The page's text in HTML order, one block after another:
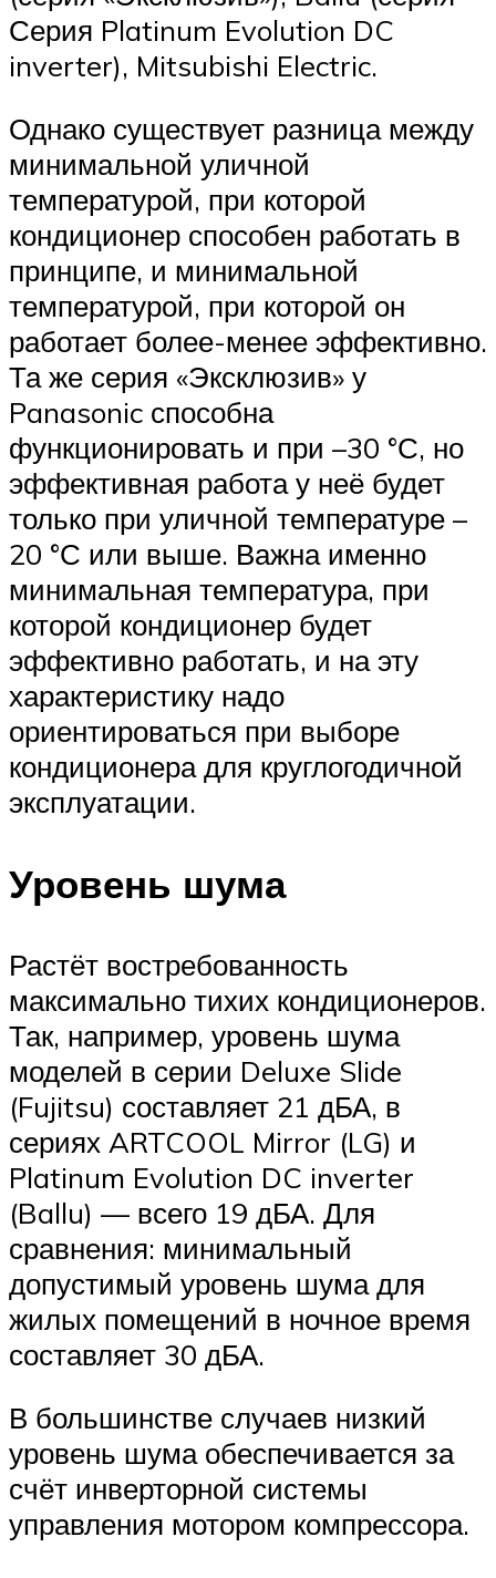
Серия Platinum Evolution DC
inverter), Mitsubishi Electric.
Однако существует разница между
минимальной уличной
температурой, при которой
кондиционер способен работать в
принципе, и минимальной
температурой, при которой он
работает более-менее эффективно.
Та же серия «Эксклюзив» у
Panasonic способна
функционировать и при –30 °С, но
эффективная работа у неё будет
только при уличной температуре –
20 °С или выше. Важна именно
минимальная температура, при
которой кондиционер будет
эффективно работать, и на эту
характеристику надо
ориентироваться при выборе
кондиционера для круглогодичной
эксплуатации.
Уровень шума
Растёт востребованность
максимально тихих кондиционеров.
Так, например, уровень шума
моделей в серии Deluxe Slide
(Fujitsu) составляет 21 дБА, в
сериях ARTCOOL Mirror (LG) и
Platinum Evolution DC inverter
(Ballu) — всего 19 дБА. Для
сравнения: минимальный
допустимый уровень шума для
жилых помещений в ночное время
составляет 30 дБА.
В большинстве случаев низкий
уровень шума обеспечивается за
счёт инверторной системы
управления мотором компрессора.